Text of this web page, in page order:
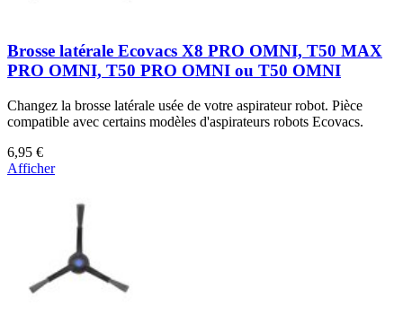
Brosse latérale Ecovacs X8 PRO OMNI, T50 MAX
PRO OMNI, T50 PRO OMNI ou T50 OMNI
Changez la brosse latérale usée de votre aspirateur robot. Pièce
compatible avec certains modèles d'aspirateurs robots Ecovacs.
6,95 €
Afficher